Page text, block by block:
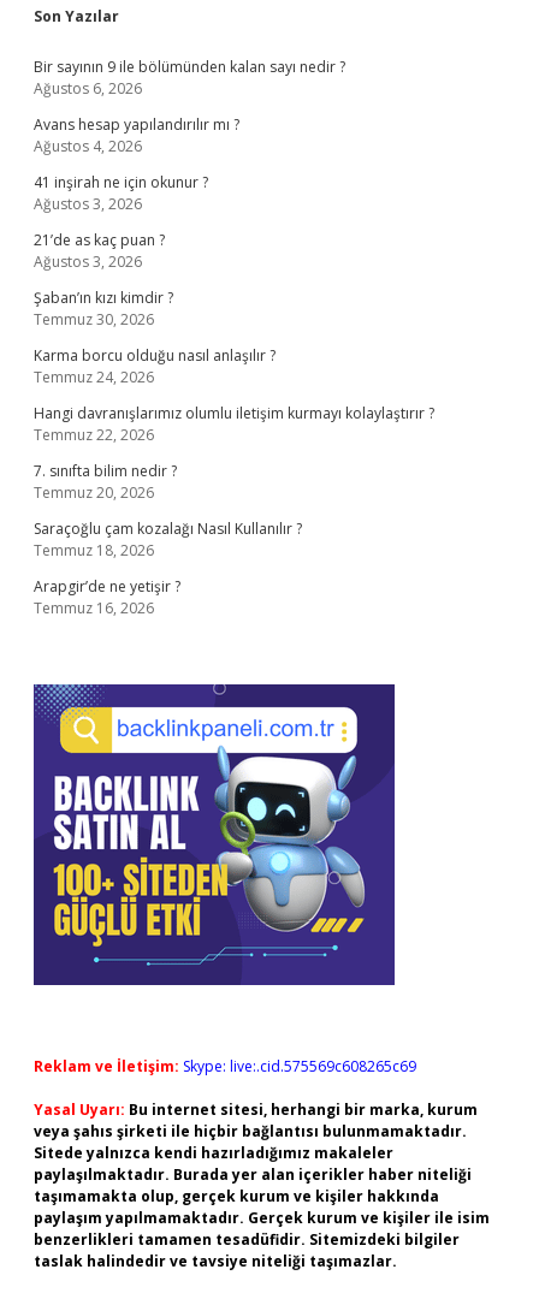
Sidebar
Son Yazılar
Bir sayının 9 ile bölümünden kalan sayı nedir ?
Ağustos 6, 2026
Avans hesap yapılandırılır mı ?
Ağustos 4, 2026
41 inşirah ne için okunur ?
Ağustos 3, 2026
21’de as kaç puan ?
Ağustos 3, 2026
Şaban’ın kızı kimdir ?
Temmuz 30, 2026
Karma borcu olduğu nasıl anlaşılır ?
Temmuz 24, 2026
Hangi davranışlarımız olumlu iletişim kurmayı kolaylaştırır ?
Temmuz 22, 2026
7. sınıfta bilim nedir ?
Temmuz 20, 2026
Saraçoğlu çam kozalağı Nasıl Kullanılır ?
Temmuz 18, 2026
Arapgir’de ne yetişir ?
Temmuz 16, 2026
Reklam ve İletişim: Skype: live:.cid.575569c608265c69
Yasal Uyarı: Bu internet sitesi, herhangi bir marka, kurum
veya şahıs şirketi ile hiçbir bağlantısı bulunmamaktadır.
Sitede yalnızca kendi hazırladığımız makaleler
paylaşılmaktadır. Burada yer alan içerikler haber niteliği
taşımamakta olup, gerçek kurum ve kişiler hakkında
paylaşım yapılmamaktadır. Gerçek kurum ve kişiler ile isim
benzerlikleri tamamen tesadüfidir. Sitemizdeki bilgiler
taslak halindedir ve tavsiye niteliği taşımazlar.